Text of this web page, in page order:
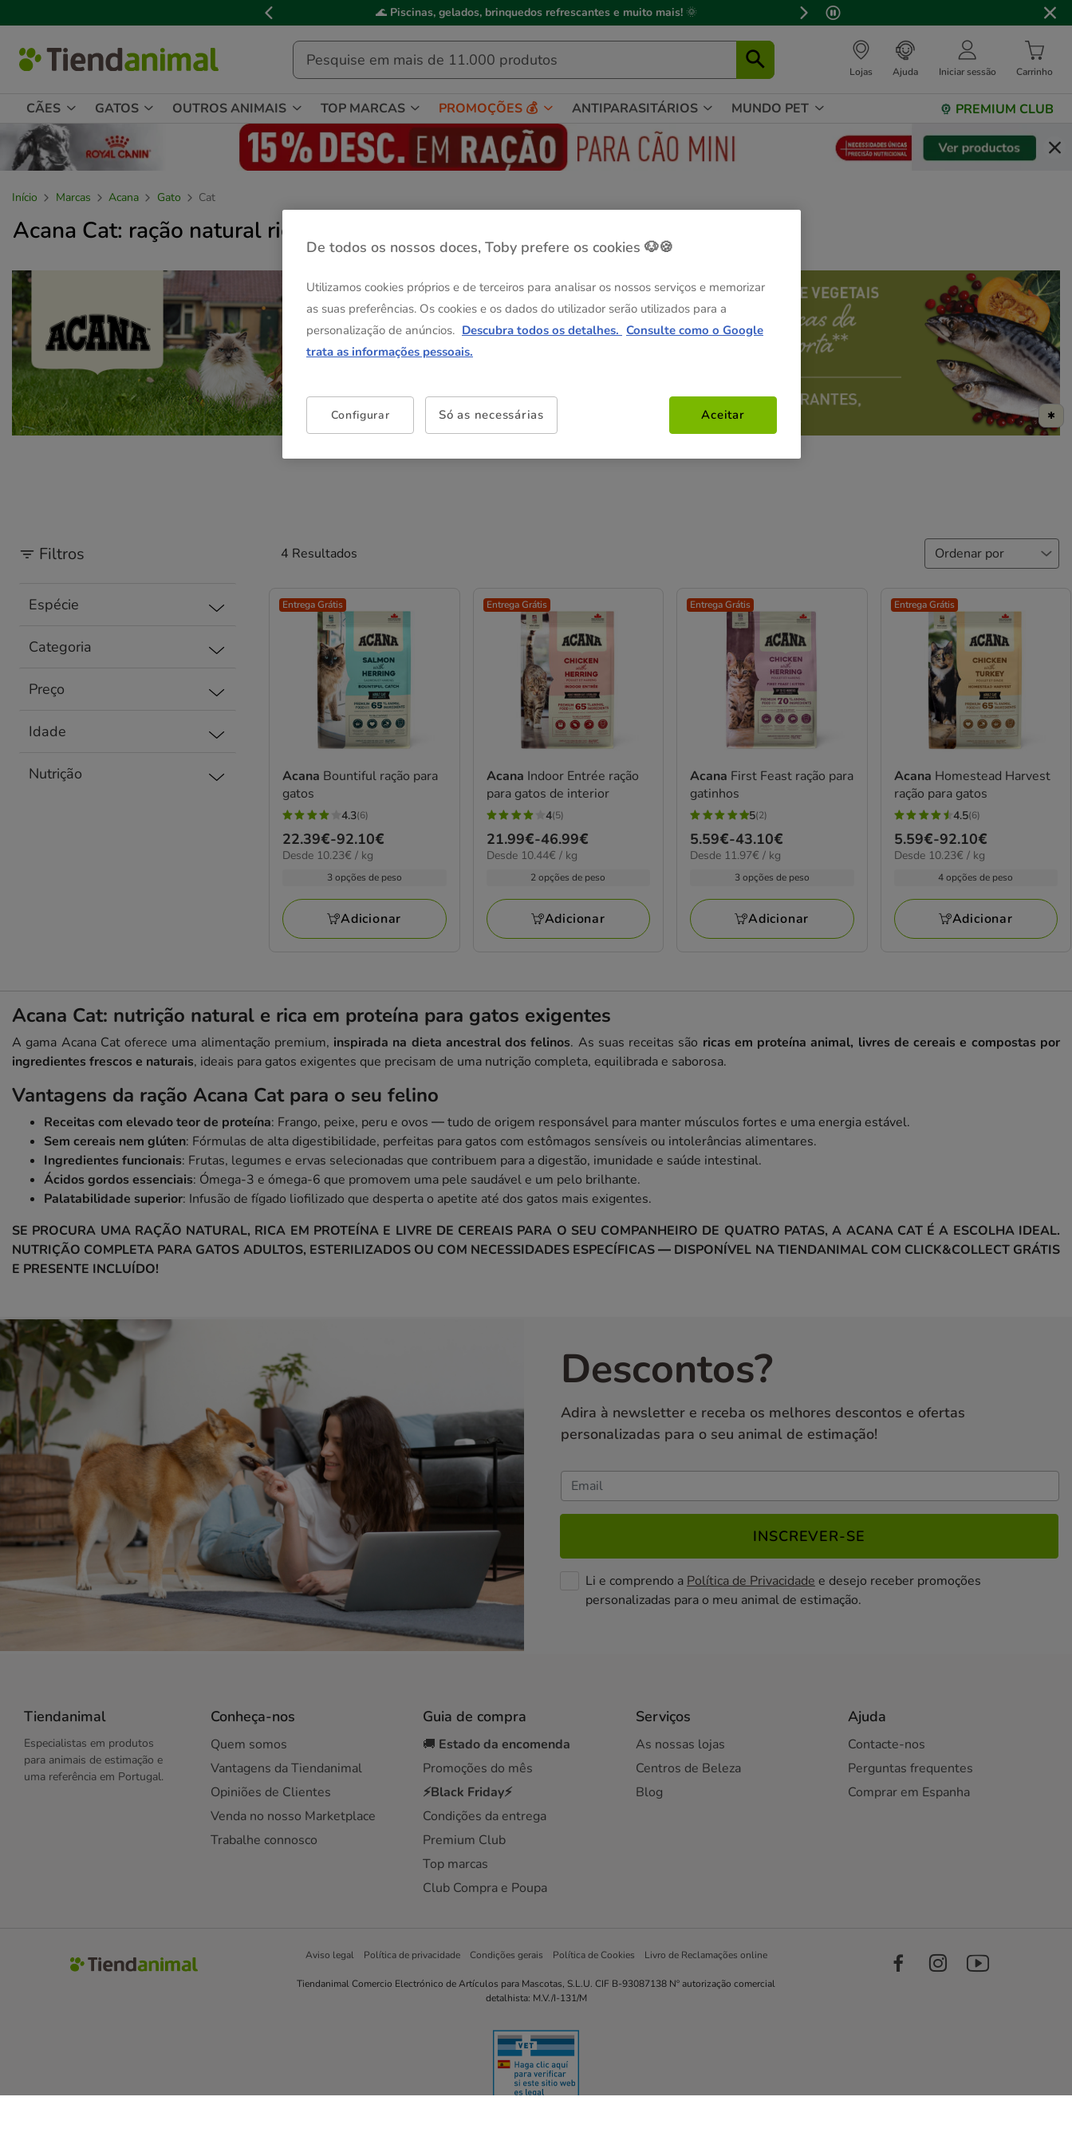
de
mensagem,
🌊 Piscinas, gelados, brinquedos refrescantes e muito mais! 🌞
Lojas Ajuda Iniciar sessão Carrinho
CÃES GATOS OUTROS ANIMAIS TOP MARCAS PROMOÇÕES 💰 ANTIPARASITÁRIOS MUNDO PET PREMIUM CLUB
Início Marcas Acana Gato Cat
Acana Cat: ração natural rica em proteínas para gatos
✱
Filtros
Espécie
Categoria
Preço
Idade
Nutrição
4 Resultados
Entrega Grátis
Acana Bountiful ração para
gatos
4.3
estrelas
com
avaliações
4.3(6)
Preço
de
92.10€
22.39€-92.10€
10.23€
Desde 10.23€ / kg
3 opções de peso
Adicionar
Entrega Grátis
Acana Indoor Entrée ração
para gatos de interior
4
estrelas
com
avaliações
4(5)
Preço
de
46.99€
21.99€-46.99€
10.44€
Desde 10.44€ / kg
2 opções de peso
Adicionar
Entrega Grátis
Acana First Feast ração para
gatinhos
5
estrelas
com
avaliações
5(2)
Preço
de
43.10€
5.59€-43.10€
11.97€
Desde 11.97€ / kg
3 opções de peso
Adicionar
Entrega Grátis
Acana Homestead Harvest
ração para gatos
4.5
estrelas
com
avaliações
4.5(6)
Preço
de
92.10€
5.59€-92.10€
10.23€
Desde 10.23€ / kg
4 opções de peso
Adicionar
Acana Cat: nutrição natural e rica em proteína para gatos exigentes
A gama Acana Cat oferece uma alimentação premium, inspirada na dieta ancestral dos felinos. As suas receitas são ricas em proteína animal, livres de cereais e compostas por
ingredientes frescos e naturais, ideais para gatos exigentes que precisam de uma nutrição completa, equilibrada e saborosa.
Vantagens da ração Acana Cat para o seu felino
Receitas com elevado teor de proteína: Frango, peixe, peru e ovos — tudo de origem responsável para manter músculos fortes e uma energia estável.
Sem cereais nem glúten: Fórmulas de alta digestibilidade, perfeitas para gatos com estômagos sensíveis ou intolerâncias alimentares.
Ingredientes funcionais: Frutas, legumes e ervas selecionadas que contribuem para a digestão, imunidade e saúde intestinal.
Ácidos gordos essenciais: Ómega-3 e ómega-6 que promovem uma pele saudável e um pelo brilhante.
Palatabilidade superior: Infusão de fígado liofilizado que desperta o apetite até dos gatos mais exigentes.
SE PROCURA UMA RAÇÃO NATURAL, RICA EM PROTEÍNA E LIVRE DE CEREAIS PARA O SEU COMPANHEIRO DE QUATRO PATAS, A ACANA CAT É A ESCOLHA IDEAL.
NUTRIÇÃO COMPLETA PARA GATOS ADULTOS, ESTERILIZADOS OU COM NECESSIDADES ESPECÍFICAS — DISPONÍVEL NA TIENDANIMAL COM CLICK&COLLECT GRÁTIS
E PRESENTE INCLUÍDO!
Descontos?
Adira à newsletter e receba os melhores descontos e ofertas
personalizadas para o seu animal de estimação!
INSCREVER-SE
Li e comprendo a Política de Privacidade e desejo receber promoções
personalizadas para o meu animal de estimação.
Tiendanimal
Especialistas em produtos
para animais de estimação e
uma referência em Portugal.
Conheça-nos
Quem somos
Vantagens da Tiendanimal
Opiniões de Clientes
Venda no nosso Marketplace
Trabalhe connosco
Guia de compra
🚚 Estado da encomenda
Promoções do mês
⚡Black Friday⚡
Condições da entrega
Premium Club
Top marcas
Club Compra e Poupa
Serviços
As nossas lojas
Centros de Beleza
Blog
Ajuda
Contacte-nos
Perguntas frequentes
Comprar em Espanha
Aviso legal Política de privacidade Condições gerais Política de Cookies Livro de Reclamações online
Tiendanimal Comercio Electrónico de Artículos para Mascotas, S.L.U. CIF B-93087138 Nº autorização comercial
detalhista: M.V./I-131/M
De todos os nossos doces, Toby prefere os cookies 🐶🍪
Utilizamos cookies próprios e de terceiros para analisar os nossos serviços e memorizar
as suas preferências. Os cookies e os dados do utilizador serão utilizados para a
personalização de anúncios. Descubra todos os detalhes. Consulte como o Google
trata as informações pessoais.
Configurar Só as necessárias Aceitar